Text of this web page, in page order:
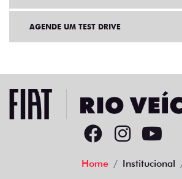
AGENDE UM TEST DRIVE
Home Institucional